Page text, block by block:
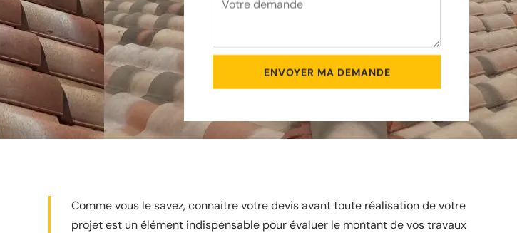
Comme vous le savez, connaitre votre devis avant toute réalisation de votre
projet est un élément indispensable pour évaluer le montant de vos travaux